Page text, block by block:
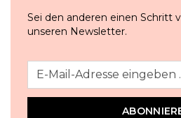
Sei den anderen einen Schritt
unseren Newsletter.